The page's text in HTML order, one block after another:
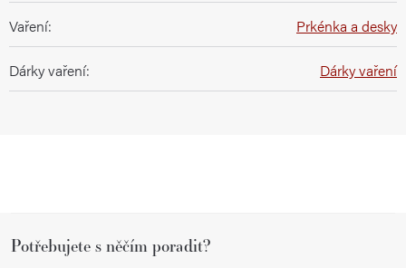
Vaření: Prkénka a desky
Dárky vaření: Dárky vaření
Potřebujete s něčím poradit?